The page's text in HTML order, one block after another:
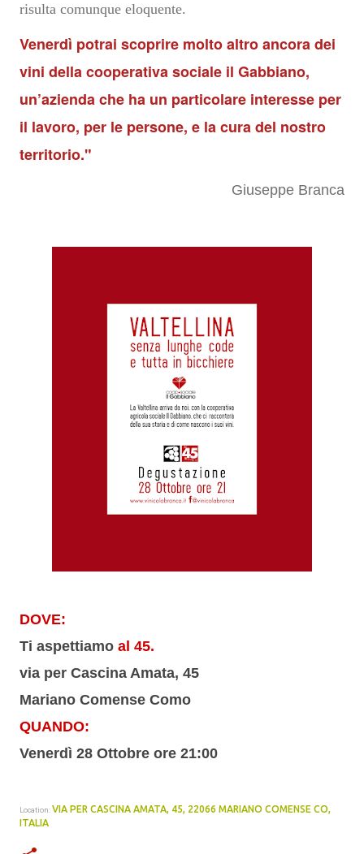
risulta comunque eloquente.
Venerdì potrai scoprire molto altro ancora dei
vini della cooperativa sociale il Gabbiano,
un’azienda che ha un particolare interesse per
il lavoro, per le persone, e la cura del nostro
territorio."
Giuseppe Branca
DOVE:
Ti aspettiamo al 45.
via per Cascina Amata, 45
Mariano Comense Como
QUANDO:
Venerdì 28 Ottobre ore 21:00
Location: VIA PER CASCINA AMATA, 45, 22066 MARIANO COMENSE CO,
ITALIA